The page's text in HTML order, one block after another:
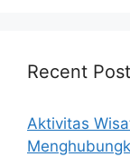
Recent
Aktivitas